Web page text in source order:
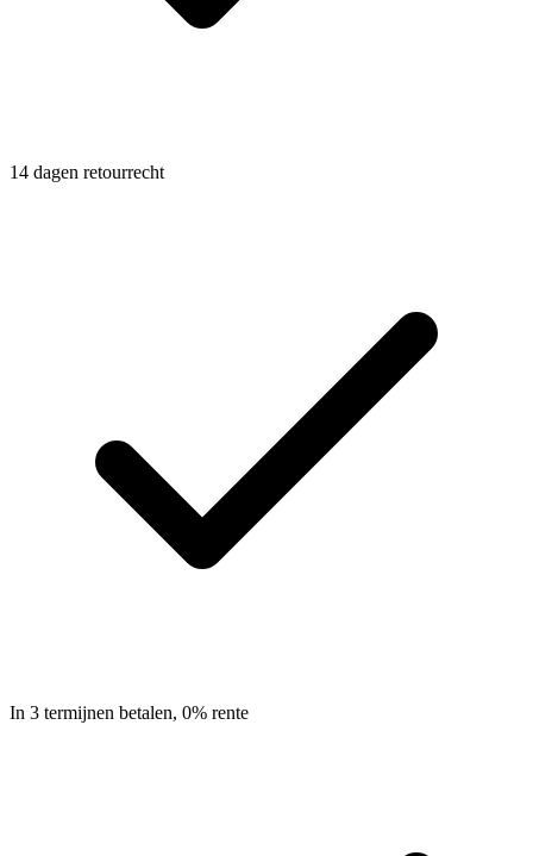
14 dagen retourrecht
In 3 termijnen betalen, 0% rente